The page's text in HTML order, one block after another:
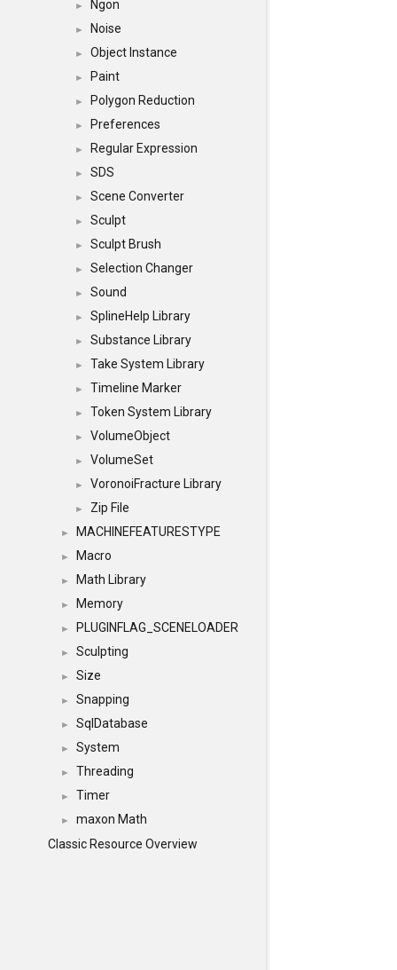
► Ngon
► Noise
► Object Instance
► Paint
► Polygon Reduction
► Preferences
► Regular Expression
► SDS
► Scene Converter
► Sculpt
► Sculpt Brush
► Selection Changer
► Sound
► SplineHelp Library
► Substance Library
► Take System Library
► Timeline Marker
► Token System Library
► VolumeObject
► VolumeSet
► VoronoiFracture Library
► Zip File
► MACHINEFEATURESTYPE
► Macro
► Math Library
► Memory
► PLUGINFLAG_SCENELOADER
► Sculpting
► Size
► Snapping
► SqlDatabase
► System
► Threading
► Timer
►
maxon Math
Classic Resource Overview